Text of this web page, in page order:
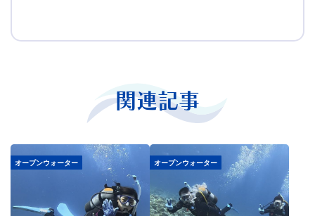
関連記事
オープンウォーター オープンウォーター